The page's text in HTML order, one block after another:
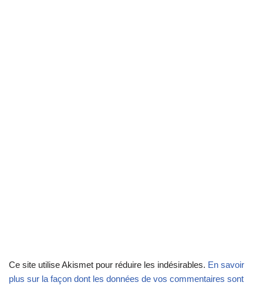
Ce site utilise Akismet pour réduire les indésirables. En savoir
plus sur la façon dont les données de vos commentaires sont